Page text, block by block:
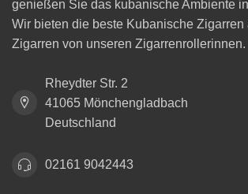
genießen Sie das kubanische Ambiente
Wir bieten die beste Kubanische Zigarren
Zigarren von unseren Zigarrenrollerinnen.
Rheydter Str. 2
41065 Mönchengladbach
Deutschland
02161 9042443